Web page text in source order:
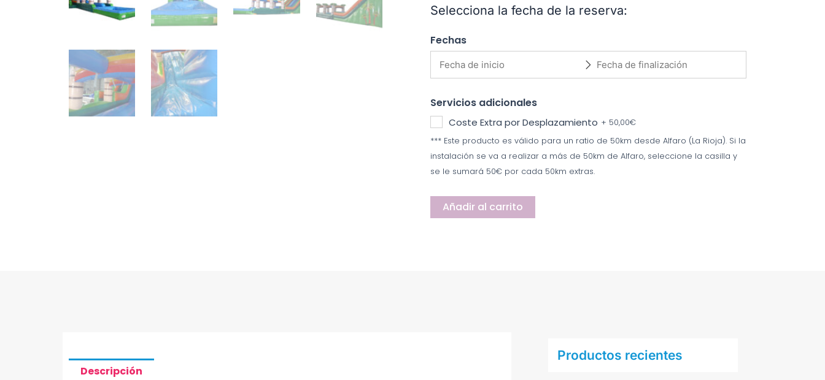
Selecciona la fecha de la reserva:
Fechas
Servicios adicionales
Coste Extra por Desplazamiento + 50,00€
*** Este producto es válido para un ratio de 50km desde Alfaro (La Rioja). Si la
instalación se va a realizar a más de 50km de Alfaro, seleccione la casilla y
se le sumará 50€ por cada 50km extras.
Añadir al carrito
Descripción
Productos recientes